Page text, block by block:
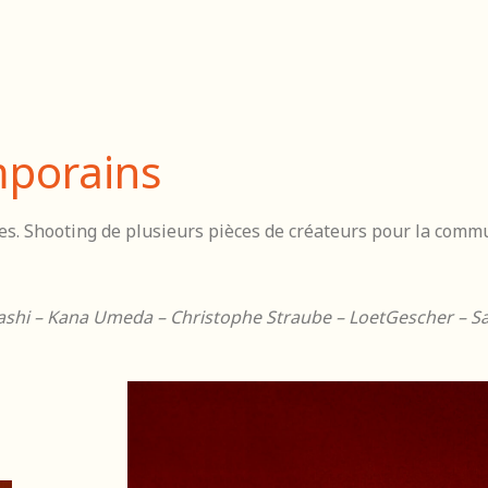
Shooting de plusieurs pièces de créateurs pour la
– Kana Umeda – Christophe Straube – LoetGescher –